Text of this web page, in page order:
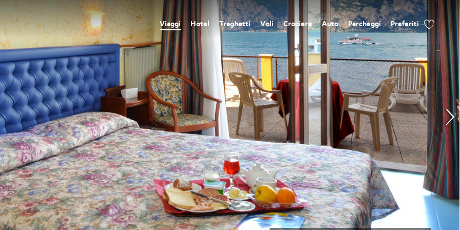
Viaggi Hotel Traghetti Voli Crociere Auto Parcheggi Preferiti